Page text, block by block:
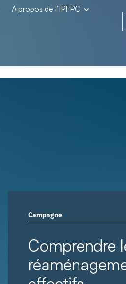
À propos de l’IPFPC
Campagne
Comprendre